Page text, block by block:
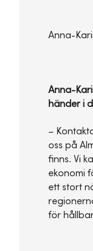
Anna-
Anna-
händer i
–
oss på
finns. Vi
ekonomi
ett stort
för